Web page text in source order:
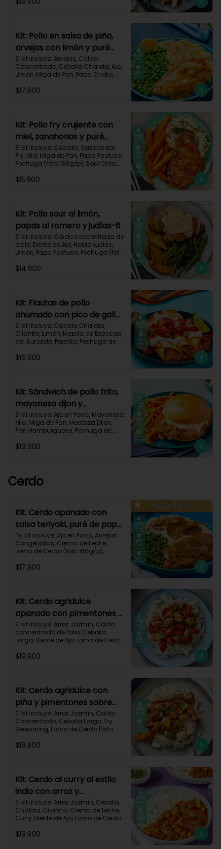
Proteínas 57g
*Acumulas Practi-Puntos
Kit: Pollo en salsa de piña,
arvejas con limón y puré
rústico-54
El kit incluye: Arvejas, Caldo
Concentrado, Cebolla Chalota, Ajo,
Limón, Miga de Pan, Papa Criolla,
Impresa.
$17.900
Kit: Pollo fry crujiente con
miel, zanahorias y puré
sour-40
El kit incluye: Cebollin, Sazonador
Fry, Miel, Miga de Pan, Papa Pastusa,
Pechuga (foto 160g/p), Sour Cream,
$15.900
Kit: Pollo sour al limón,
papas al romero y judías-6
El kit incluye: Caldo concentrado de
pollo, Diente de Ajo, Habichuelas,
Limón, Papa Pastusa, Pechuga (foto
Romero, Sour Cream y Receta
Proteínas 41g
$14.900
Kit: Flautas de pollo
ahumado con pico de gallo
y sour cream-134
El kit incluye: Cebolla Chalota,
Cilantro, Limón, Mezcla de Especias
del Suroeste, Paprika, Pechuga de
Tomate, Tortillas de Harina, Receta
Grasas 30g | Proteínas 40g
$16.900
Kit: Sándwich de pollo frito,
mayonesa dijon y
zanahorias asadas-79
El kit incluye: Ajo en Polvo, Mayonesa,
Miel, Miga de Pan, Mostaza Dijon,
Pan Hamburguesa, Pechuga de
Zanahoria.Receta Impresa.
$19.900
Cerdo
Kit: Cerdo apanado con
salsa teriyaki, puré de papa
al ajillo y arvejas-150
Tu kit incluye: Ajo en Polvo, Arvejas
Congeladas, Crema de Leche,
Lomo de Cerdo (foto 160g/p),
Pastusa, Salsa teriyaki, Receta
Grasas 45g | Proteínas 40g
$17.900
Kit: Cerdo agridulce
apanado con pimentones y
arroz jazmín-116
El kit incluye: Arroz Jazmín, Caldo
concentrado de Pollo, Cebolla
Larga, Diente de Ajo, Lomo de Cerdo
Pimentón Rojo, Salsa de Soya,
Carbohidratos 87g | Grasas 21g |
Proteínas 44g
$19.900
Kit: Cerdo agridulce con
piña y pimentones sobre
arroz jazmín-101
El kit incluye: Arroz Jazmín, Caldo
Concentrado, Cebolla Larga, Fry
Seasoning, Lomo de Cerdo (foto
Piña, Salsa de Soya, Vinagre de
Proteínas 41g
$18.900
Kit: Cerdo al curry al estilo
indio con arroz y
pimentón-73
El kit incluye: Arroz Jazmín, Cebolla
Chalota, Cilantro, Crema de Leche,
Curry, Diente de Ajo, Lomo de Cerdo
Rojo, Sour Cream, Receta Impresa.
$19.900